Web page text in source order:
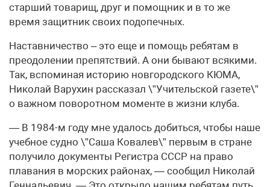
старший товарищ, друг и помощник и в то же
время защитник своих подопечных.
Наставничество – это еще и помощь ребятам в
преодолении препятствий. А они бывают всякими.
Так, вспоминая историю новгородского КЮМА,
Николай Варухин рассказал \”Учительской газете\”
о важном поворотном моменте в жизни клуба.
— В 1984-м году мне удалось добиться, чтобы наше
учебное судно \”Саша Ковалев\” первым в стране
получило документы Регистра СССР на право
плавания в морских районах, — сообщил Николай